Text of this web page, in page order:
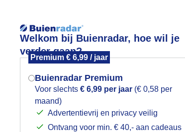
Welkom bij Buienradar, hoe wil je
verder gaan?
Premium € 6,99 / jaar
Buienradar Premium
Voor slechts € 6,99 per jaar (€ 0,58 per
maand)
Advertentievrij en privacy veilig
Ontvang voor min. € 40,- aan cadeaus
Foto en video Weerzine
Mogen we je locatie gebruiken voor
het weer?